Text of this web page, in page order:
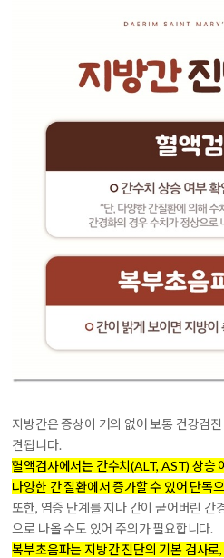
지방간은 증상이 거의 없어 보통 건강검
견됩니다.
혈액검사에서는 간수치(ALT, AST) 상승
다양한 간 질환에서 증가할 수 있어 단독
또한, 염증 단계를 지나 간이 굳어버린 간
으로 나올 수도 있어 주의가 필요합니다.
복부초음파는 지방간 진단의 기본 검사로